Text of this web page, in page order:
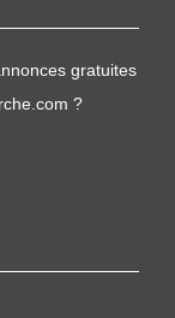
gratuites
?